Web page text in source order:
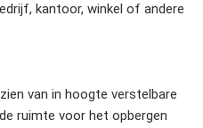
kantoor, winkel of andere
van in hoogte verstelbare
ruimte voor het opbergen